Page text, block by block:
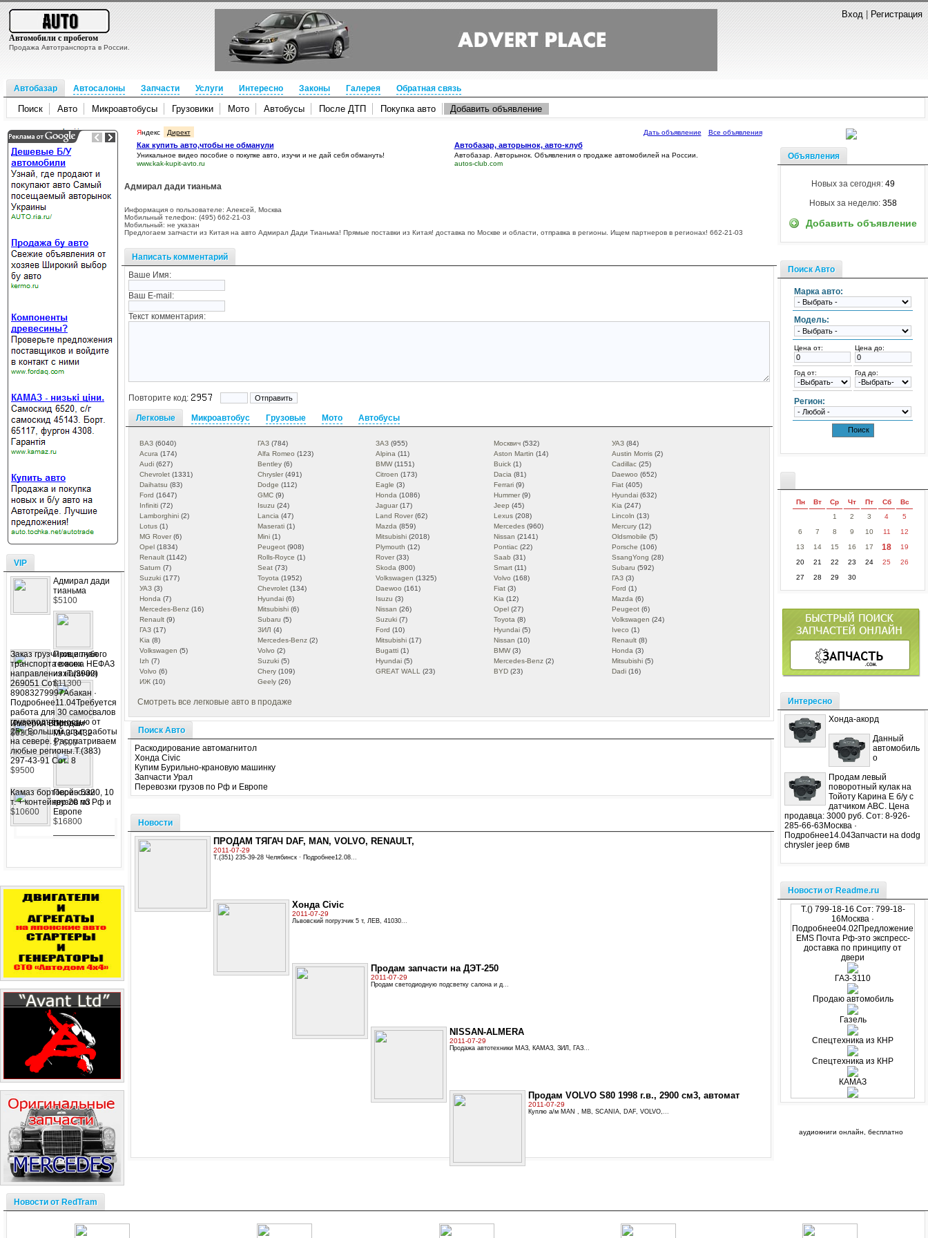
Автомобили с пробегом
Продажа Автотранспорта в России.
Вход Регистрация
Автобазар Автосалоны Запчасти Услуги Интересно Законы Галерея Обратная связь
Поиск Авто Микроавтобусы Грузовики Мото Автобусы После ДТП Покупка авто Добавить объявление
VIP
Адмирал дади
тианьма
$5100
Заказ грузчиков и лубого
транспорта в всех
направленияхТ.(3902)
269051 Сот:
89083279997Абакан ·
Подробнее11.04Требуется
работа для 30 самосвалов
грузоподъёмностью от
25т. Большой опыт работы
на севере. Рассматриваем
любые регионы.Т.(383)
297-43-91 Сот: 8
$9500
Прицепная
техника НЕФАЗ
из наличия
$11300
Империя Востока
$6300
Продам
МАЗ-3432
$7600
Камаз бортовой - 5320, 10
т. + контейнер 20 м3
$10600
Перевозки
грузов по Рф и
Европе
$16800
Все объявления
Яндекс Директ Дать объявление
Как купить авто,чтобы не обманули
Уникальное видео пособие о покупке авто, изучи и не дай себя обмануть!
www.kak-kupit-avto.ru
Автобазар, авторынок, авто-клуб
Автобазар. Авторынок. Объявления о продаже автомобилей на России.
autos-club.com
Адмирал дади тианьма
Информация о пользователе: Алексей, Москва
Мобильный телефон: (495) 662-21-03
Мобильный: не указан
Предлогаем запчасти из Китая на авто Адмирал Дади Тианьма! Прямые поставки из Китая! доставка по Москве и области, отправка в регионы. Ищем партнеров в регионах! 662-21-03
Написать комментарий
Ваше Имя:
Ваш E-mail:
Текст комментария:
Повторите код:
Легковые Микроавтобус Грузовые Мото Автобусы
ВАЗ (6040) ГАЗ (784) ЗАЗ (955) Москвич (532) УАЗ (84)
Acura (174) Alfa Romeo (123) Alpina (11) Aston Martin (14) Austin Morris (2)
Audi (627) Bentley (6) BMW(1151) Buick (1) Cadillac (25)
Chevrolet (1331) Chrysler (491) Citroen (173) Dacia (81) Daewoo (652)
Daihatsu (83) Dodge (112) Eagle (3) Ferrari (9) Fiat (405)
Ford (1647) GMC (9) Honda (1086) Hummer (9) Hyundai (632)
Infiniti (72) Isuzu (24) Jaguar (17) Jeep (45) Kia (247)
Lamborghini (2) Lancia (47) Land Rover (62) Lexus (208) Lincoln (13)
Lotus (1) Maserati (1) Mazda (859) Mercedes (960) Mercury (12)
MG Rover (6) Mini (1) Mitsubishi (2018) Nissan (2141) Oldsmobile (5)
Opel (1834) Peugeot (908) Plymouth (12) Pontiac (22) Porsche (106)
Renault (1142) Rolls-Royce (1) Rover (33) Saab (31) SsangYong (28)
Saturn (7) Seat (73) Skoda (800) Smart (11) Subaru (592)
Suzuki (177) Toyota (1952) Volkswagen (1325) Volvo (168) ГАЗ (3)
УАЗ (3) Chevrolet (134) Daewoo (161) Fiat (3) Ford (1)
Honda (7) Hyundai (6) Isuzu (3) Kia (12) Mazda (6)
Mercedes-Benz (16) Mitsubishi (6) Nissan (26) Opel (27) Peugeot (6)
Renault (9) Subaru (5) Suzuki (7) Toyota (8) Volkswagen (24)
ГАЗ (17) ЗИЛ (4) Ford (10) Hyundai (5) Iveco (1)
Kia (8) Mercedes-Benz (2) Mitsubishi (17) Nissan (10) Renault (8)
Volkswagen (5) Volvo (2) Bugatti (1) BMW(3) Honda (3)
Izh (7) Suzuki (5) Hyundai (5) Mercedes-Benz (2) Mitsubishi (5)
Volvo (6) Chery (109) GREAT WALL (23) BYD (23) Dadi (16)
ИЖ (10) Geely (26)
Смотреть все легковые авто в продаже
Поиск Авто
Раскодирование автомагнитол
Хонда Civic
Купим Бурильно-крановую машинку
Запчасти Урал
Перевозки грузов по Рф и Европе
Новости
ПРОДАМ ТЯГАЧ DAF, MAN, VOLVO, RENAULT,
2011-07-29
Т.(351) 235-39-28 Челябинск · Подробнее12.08...
Хонда Civic
2011-07-29
Львовский погрузчик 5 т, ЛЕВ, 41030...
Продам запчасти на ДЭТ-250
2011-07-29
Продам светодиодную подсветку салона и д...
NISSAN-ALMERA
2011-07-29
Продажа автотехники МАЗ, КАМАЗ, ЗИЛ, ГАЗ...
Продам VOLVO S80 1998 г.в., 2900 см3, автомат
2011-07-29
Куплю а/м MAN , MB, SCANIA, DAF, VOLVO,...
Объявления
Новых за сегодня: 49
Новых за неделю: 358
Добавить объявление
Поиск Авто
Марка авто:
Модель:
Цена от: Цена до:
Год от: Год до:
Регион:
Пн Вт Ср Чт Пт Сб
Вс
1
2 3 4
5
6
7 8 9 10 11
12
13
14 15 16 17 18
19
20
21 22 23 24 25
26
27
28 29 30
Интересно
Хонда-акорд
Данный
автомобиль
о
Продам левый
поворотный кулак на
Тойоту Карина Е б/у с
датчиком АВС. Цена
продавца: 3000 руб. Сот: 8-926-
285-66-63Москва ·
Подробнее14.04Запчасти на dodg
chrysler jeep бмв
Новости от Readme.ru
Т.() 799-18-16 Сот: 799-18-
16Москва ·
Подробнее04.02Предложение
EMS Почта Рф-это экспресс-
доставка по принципу от
двери
ГАЗ-3110
Продаю автомобиль
Газель
Спецтехника из КНР
Спецтехника из КНР
КАМАЗ
аудиокниги онлайн, бесплатно
Новости от RedTram